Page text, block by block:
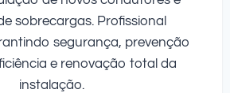
sobrecargas. Profissional
segurança, prevenção
e renovação total da
instalação.